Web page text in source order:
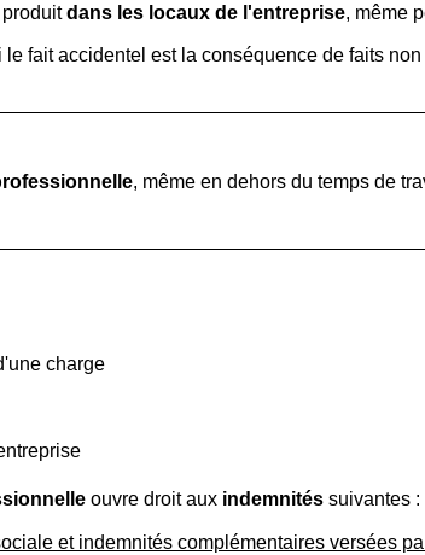
dans les locaux de l'entreprise, même
fait accidentel est la conséquence de faits
, même en dehors du temps de
charge
ouvre droit aux indemnités suivantes :
et indemnités complémentaires versées